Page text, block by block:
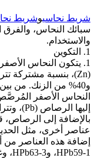
شريط نحاسيوشريط
سبائك النحاس، والفرق
والاستخدام.
1. التكوين
و40% من الزنك. من بين الدرجات الشائعة: H62 وH68، إلخ.
النحاس الأصفر
بالإضافة إلى
عناصر أخرى، مثل
إضافة هذه العناصر من
HPb59-1، وHPb63-3، وغيرها.